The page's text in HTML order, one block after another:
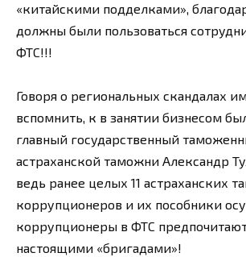
«китайскими подделками»,
должны были пользоваться
ФТС!!!
Говоря о региональных скандалах
вспомнить, к в занятии бизнесом
главный государственный
астраханской таможни Александр
ведь ранее целых 11 астраханских
коррупционеров и их пособники
коррупционеры в ФТС
настоящими «бригадами»!